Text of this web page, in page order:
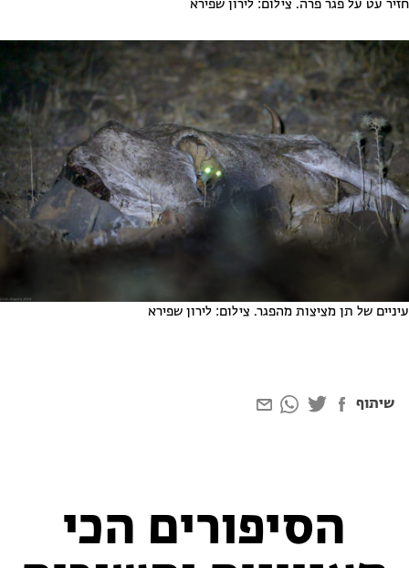
חזיר עט על פגר פרה. צילום: לירון שפירא
עיניים של תן מציצות מהפגר. צילום: לירון שפירא
שיתוף
הסיפורים הכי